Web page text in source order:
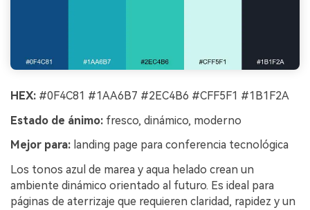
HEX: #0F4C81 #1AA6B7 #2EC4B6 #CFF5F1 #1B1F2A
Estado de ánimo: fresco, dinámico, moderno
Mejor para: landing page para conferencia tecnológica
Los tonos azul de marea y aqua helado crean un
ambiente dinámico orientado al futuro. Es ideal para
páginas de aterrizaje que requieren claridad, rapidez y un